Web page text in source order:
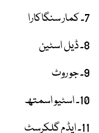
7۔ کمار سنگاکارا
8۔ ڈیل اسٹین
9۔ جو روٹ
10۔ اسٹیو اسمتھ
11۔ ایڈم گلکرسٹ